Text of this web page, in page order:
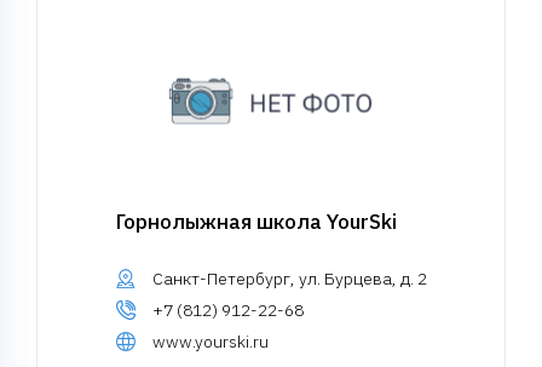
Горнолыжная школа YourSki
Санкт-Петербург, ул. Бурцева, д. 2
+7 (812) 912-22-68
www.yourski.ru